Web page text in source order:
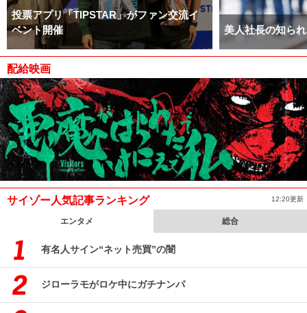
投票アプリ「TIPSTAR」がファン交流イ
ベント開催
美人社長の知ら
配給映画
サイゾー人気記事ランキング 12:20更新
エンタメ 総合
有名人サイン“ネット売買”の闇
ジローラモがロケ中にガチナンパ